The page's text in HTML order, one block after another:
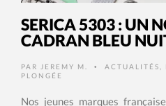
SERICA 5303 : UN
CADRAN BLEU
PAR JEREMY M. • ACTUALITÉS
PLONGÉE
Nos jeunes marques